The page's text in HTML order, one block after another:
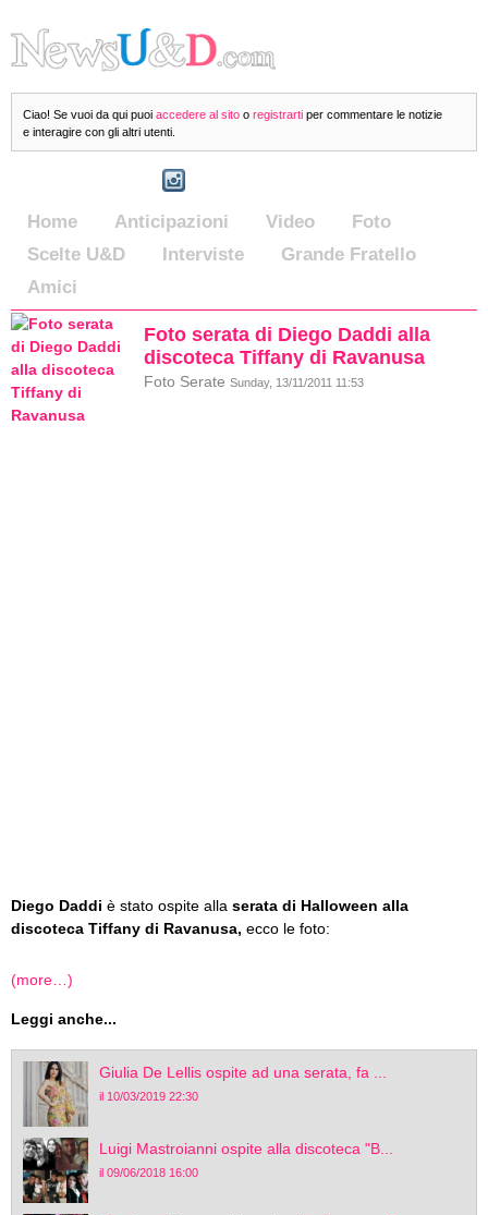
Ciao! Se vuoi da qui puoi accedere al sito o registrarti per commentare le notizie
e interagire con gli altri utenti.
Home Anticipazioni Video
Foto
Scelte U&D
Interviste
Grande Fratello
Amici
Foto serata di Diego Daddi alla
discoteca Tiffany di Ravanusa
Foto Serate Sunday, 13/11/2011 11:53
Diego Daddi è stato ospite alla serata di Halloween alla
discoteca Tiffany di Ravanusa, ecco le foto:
(more…)
Leggi anche...
Giulia De Lellis ospite ad una serata, fa ...
il 10/03/2019 22:30
Luigi Mastroianni ospite alla discoteca "B...
il 09/06/2018 16:00